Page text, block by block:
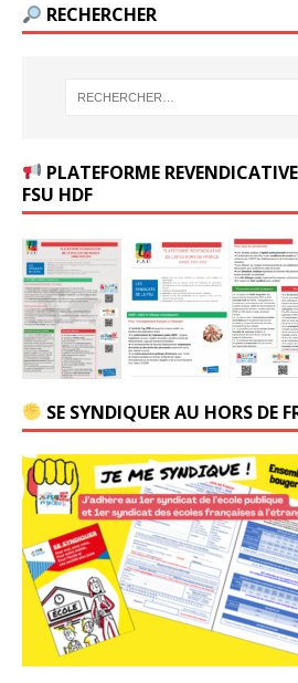
RECHERCHER
PLATEFORME
FSU HDF
SE SYNDIQUER AU HORS DE